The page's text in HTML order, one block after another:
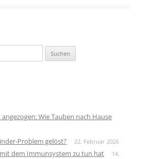
Wie Tauben nach Hause
Problem gelöst? 22. Februar 2026
dem Immunsystem zu tun hat
14.